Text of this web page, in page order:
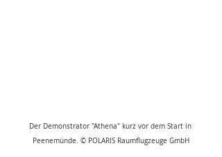
Der Demonstrator "Athena" kurz vor dem Start in
Peenemünde. © POLARIS Raumflugzeuge GmbH